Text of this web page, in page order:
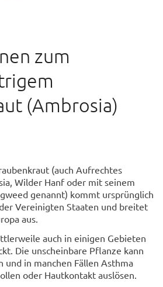
zum
(Ambrosia)
(auch Aufrechtes
Wilder Hanf oder mit seinem
genannt) kommt ursprünglich
Vereinigten Staaten und breitet
aus.
auch in einigen Gebieten
Die unscheinbare Pflanze kann
und in manchen Fällen Asthma
oder Hautkontakt auslösen.